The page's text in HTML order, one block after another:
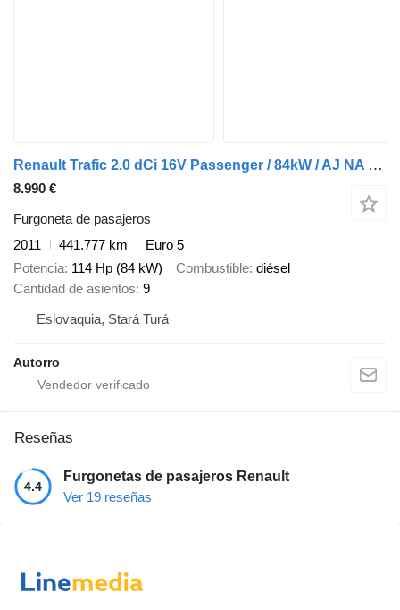
Renault Trafic 2.0 dCi 16V Passenger / 84kW / AJ NA SPLÁTKY / PROTIÚČET
8.990 €
Furgoneta de pasajeros
2011
441.777 km
Euro 5
Potencia 114 Hp (84 kW) Combustible diésel
Cantidad de asientos 9
Eslovaquia, Stará Turá
Autorro
Reseñas
4.4
Furgonetas de pasajeros Renault
Ver 19 reseñas